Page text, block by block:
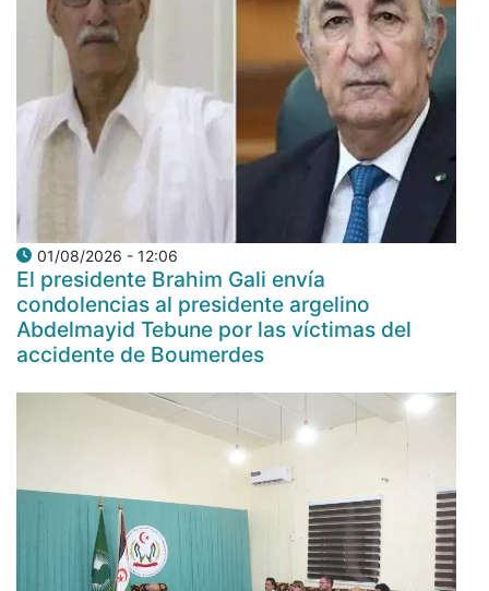
01/08/2026 - 12:06
El presidente Brahim Gali envía
condolencias al presidente argelino
Abdelmayid Tebune por las víctimas del
accidente de Boumerdes